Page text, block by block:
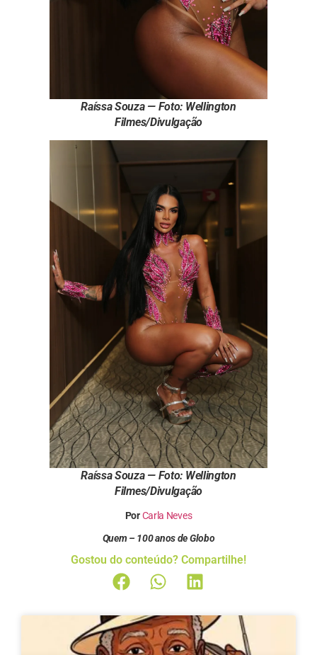
Raíssa Souza — Foto: Wellington
Filmes/Divulgação
Raíssa Souza — Foto: Wellington
Filmes/Divulgação
PorCarla Neves
Quem – 100 anos de Globo
Gostou do conteúdo? Compartilhe!